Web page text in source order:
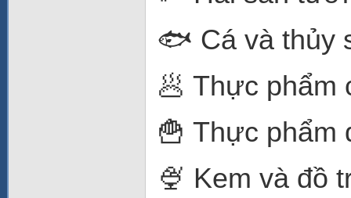
🐟 Cá và thủy
🥟 Thực phẩm
🍟 Thực phẩm
🍨 Kem và đồ